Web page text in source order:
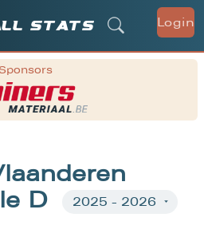
stats Login
D